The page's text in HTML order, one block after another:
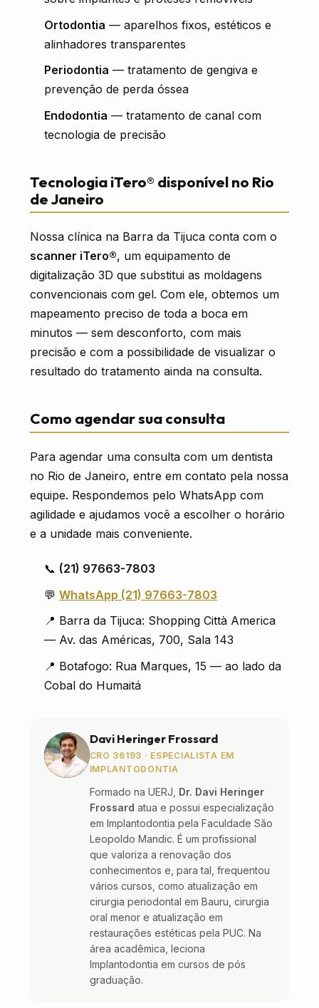
Ortodontia — aparelhos fixos, estéticos e
alinhadores transparentes
Periodontia — tratamento de gengiva e
prevenção de perda óssea
Endodontia — tratamento de canal com
tecnologia de precisão
Tecnologia iTero® disponível no Rio
de Janeiro
Nossa clínica na Barra da Tijuca conta com o
scanner iTero®, um equipamento de
digitalização 3D que substitui as moldagens
convencionais com gel. Com ele, obtemos um
mapeamento preciso de toda a boca em
minutos — sem desconforto, com mais
precisão e com a possibilidade de visualizar o
resultado do tratamento ainda na consulta.
Como agendar sua consulta
Para agendar uma consulta com um dentista
no Rio de Janeiro, entre em contato pela nossa
equipe. Respondemos pelo WhatsApp com
agilidade e ajudamos você a escolher o horário
e a unidade mais conveniente.
📞 (21) 97663-7803
💬WhatsApp (21) 97663-7803
📍 Barra da Tijuca: Shopping Città America
— Av. das Américas, 700, Sala 143
📍 Botafogo: Rua Marques, 15 — ao lado da
Cobal do Humaitá
Davi Heringer Frossard
CRO 36193 · ESPECIALISTA EM
IMPLANTODONTIA
Formado na UERJ, Dr. Davi Heringer
Frossard atua e possui especialização
em Implantodontia pela Faculdade São
Leopoldo Mandic. É um profissional
que valoriza a renovação dos
conhecimentos e, para tal, frequentou
vários cursos, como atualização em
cirurgia periodontal em Bauru, cirurgia
oral menor e atualização em
restaurações estéticas pela PUC. Na
área acadêmica, leciona
Implantodontia em cursos de pós
graduação.